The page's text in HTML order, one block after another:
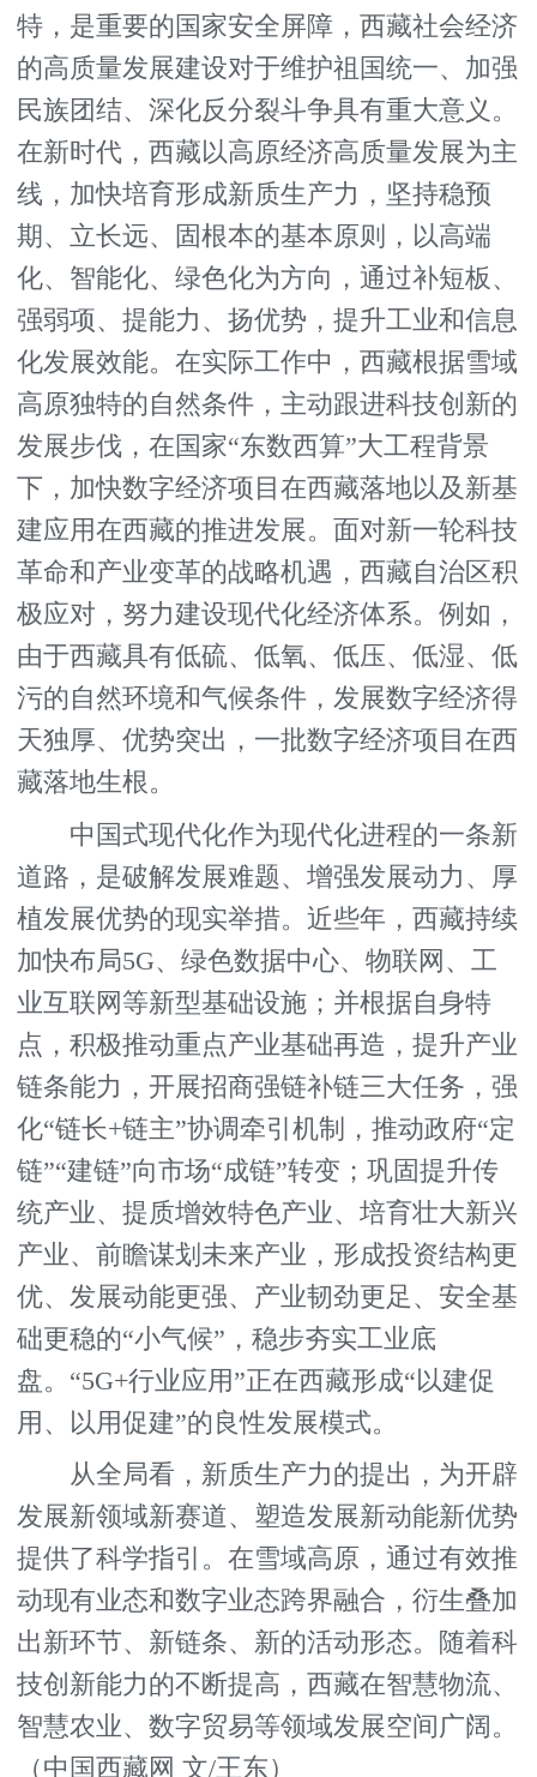
特，是重要的国家安全屏障，西藏社会经济
的高质量发展建设对于维护祖国统一、加强
民族团结、深化反分裂斗争具有重大意义。
在新时代，西藏以高原经济高质量发展为主
线，加快培育形成新质生产力，坚持稳预
期、立长远、固根本的基本原则，以高端
化、智能化、绿色化为方向，通过补短板、
强弱项、提能力、扬优势，提升工业和信息
化发展效能。在实际工作中，西藏根据雪域
高原独特的自然条件，主动跟进科技创新的
发展步伐，在国家“东数西算”大工程背景
下，加快数字经济项目在西藏落地以及新基
建应用在西藏的推进发展。面对新一轮科技
革命和产业变革的战略机遇，西藏自治区积
极应对，努力建设现代化经济体系。例如，
由于西藏具有低硫、低氧、低压、低湿、低
污的自然环境和气候条件，发展数字经济得
天独厚、优势突出，一批数字经济项目在西
藏落地生根。
中国式现代化作为现代化进程的一条新
道路，是破解发展难题、增强发展动力、厚
植发展优势的现实举措。近些年，西藏持续
加快布局5G、绿色数据中心、物联网、工
业互联网等新型基础设施；并根据自身特
点，积极推动重点产业基础再造，提升产业
链条能力，开展招商强链补链三大任务，强
化“链长+链主”协调牵引机制，推动政府“定
链”“建链”向市场“成链”转变；巩固提升传
统产业、提质增效特色产业、培育壮大新兴
产业、前瞻谋划未来产业，形成投资结构更
优、发展动能更强、产业韧劲更足、安全基
础更稳的“小气候”，稳步夯实工业底
盘。“5G+行业应用”正在西藏形成“以建促
用、以用促建”的良性发展模式。
从全局看，新质生产力的提出，为开辟
发展新领域新赛道、塑造发展新动能新优势
提供了科学指引。在雪域高原，通过有效推
动现有业态和数字业态跨界融合，衍生叠加
出新环节、新链条、新的活动形态。随着科
技创新能力的不断提高，西藏在智慧物流、
智慧农业、数字贸易等领域发展空间广阔。
（中国西藏网 文/王东）